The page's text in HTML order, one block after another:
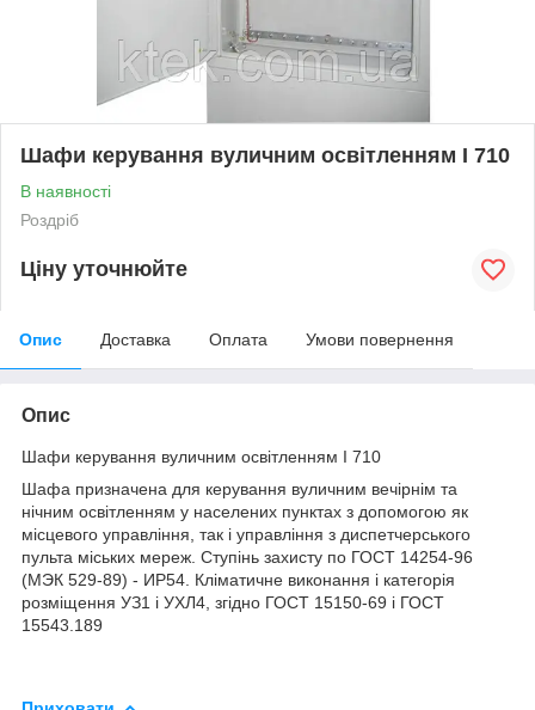
Шафи керування вуличним освітленням І 710
В наявності
Роздріб
Ціну уточнюйте
Опис Доставка Оплата Умови повернення
Опис
Шафи керування вуличним освітленням І 710
Шафа призначена для керування вуличним вечірнім та
нічним освітленням у населених пунктах з допомогою як
місцевого управління, так і управління з диспетчерського
пульта міських мереж. Ступінь захисту по ГОСТ 14254-96
(МЭК 529-89) - ИР54. Кліматичне виконання і категорія
розміщення УЗ1 і УХЛ4, згідно ГОСТ 15150-69 і ГОСТ
15543.189